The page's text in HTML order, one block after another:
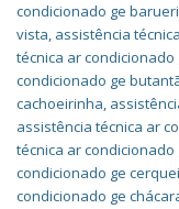
condicionado ge barueri
vista, assistência
técnica ar condicionado
condicionado ge
cachoeirinha,
assistência técnica ar
técnica ar condicionado
condicionado ge
condicionado ge